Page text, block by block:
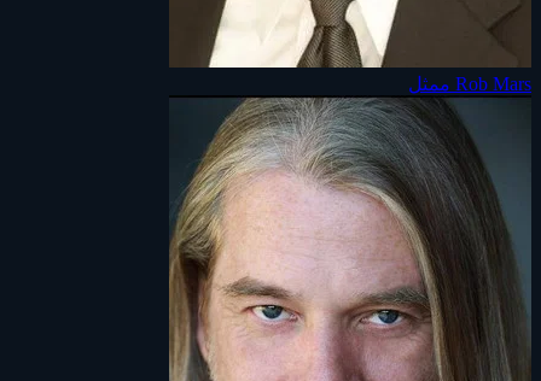
Rob Mars ممثل